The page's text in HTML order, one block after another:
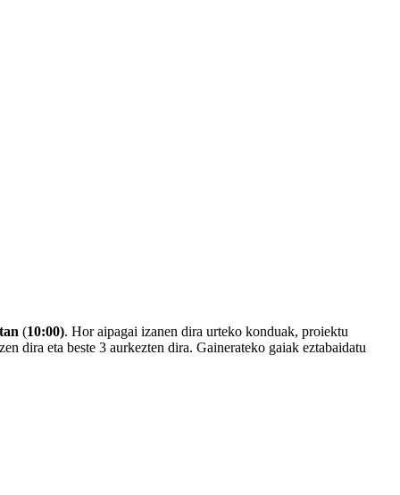
(10:00). Hor aipagai izanen dira urteko konduak, proiektu
dira eta beste 3 aurkezten dira. Gainerateko gaiak eztabaidatu